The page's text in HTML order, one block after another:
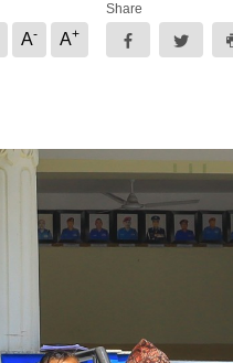
A- A+
Share